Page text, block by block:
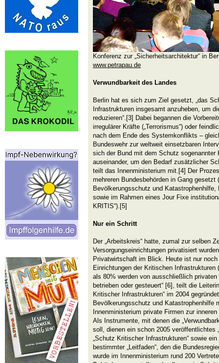
Konferenz zur „Sicherheitsarchitektur“ in
www.petrapau.de
Verwundbarkeit des Landes
Berlin hat es sich zum Ziel gesetzt, „das
Infrastrukturen insgesamt anzuheben, um
reduzieren“.[3] Dabei begannen die
irregulärer Kräfte („Terrorismus“) oder
nach dem Ende des Systemkonflikts –
Bundeswehr zur weltweit einsetzbaren
sich der Bund mit dem Schutz sogenannter
auseinander, um den Bedarf zusätzlicher
teilt das Innenministerium mit.[4] Der
mehreren Bundesbehörden in Gang gesetzt
Bevölkerungsschutz und
sowie im Rahmen eines Jour Fixe
KRITIS“).[5]
Nur ein Schritt
Der „Arbeitskreis“ hatte, zumal zur selben
Versorgungseinrichtungen privatisiert
Privatwirtschaft im Blick. Heute ist nur noch
Einrichtungen der Kritischen
als 80% werden von ausschließlich
betrieben oder gesteuert“ [6], teilt die
Kritischer Infrastrukturen“ im 2004
Bevölkerungsschutz und Katastrophenhilfe
Innenministerium private Firmen zur
Als Instrumente, mit denen die
soll, dienen ein schon 2005 veröffentlichtes
„Schutz Kritischer Infrastrukturen“ sowie
bestimmter „Leitfaden“, den die
wurde im Innenministerium rund 200